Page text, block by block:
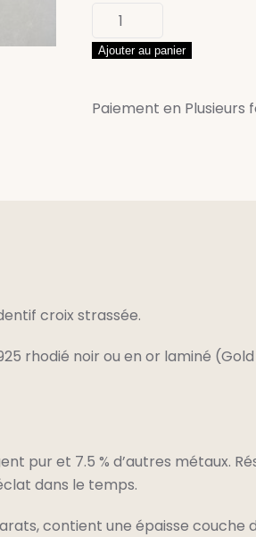
quantité
Collier
Ajouter au panier
Paiement en Plusieurs
croix strassée.
rhodié noir ou en or laminé
pur et 7.5 % d’autres métaux.
dans le temps.
contient une épaisse couche